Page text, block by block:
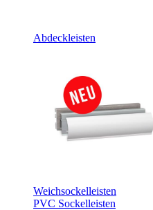
Abdeckleisten
Weichsockelleisten
PVC Sockelleisten